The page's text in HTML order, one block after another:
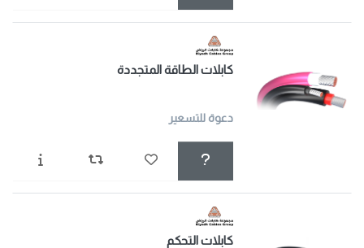
كابلات الطاقة المتجددة
دعوة للتسعير
كابلات التحكم